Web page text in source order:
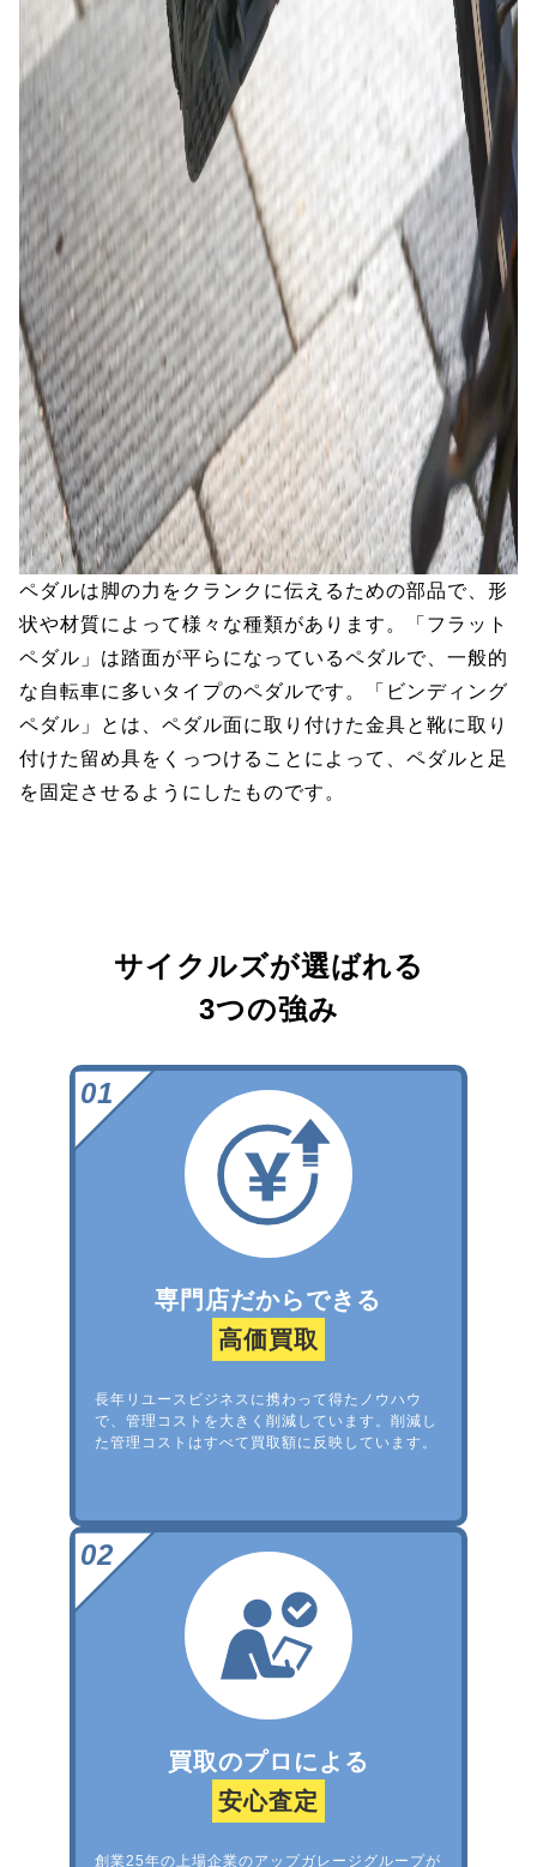
ペダルは脚の力をクランクに伝えるための部品で、形
状や材質によって様々な種類があります。「フラット
ペダル」は踏面が平らになっているペダルで、一般的
な自転車に多いタイプのペダルです。「ビンディング
ペダル」とは、ペダル面に取り付けた金具と靴に取り
付けた留め具をくっつけることによって、ペダルと足
を固定させるようにしたものです。
サイクルズが選ばれる
3つの強み
専門店だからできる
高価買取
長年リユースビジネスに携わって得たノウハウ
で、管理コストを大きく削減しています。削減し
た管理コストはすべて買取額に反映しています。
買取のプロによる
安心査定
創業25年の上場企業のアップガレージグループが